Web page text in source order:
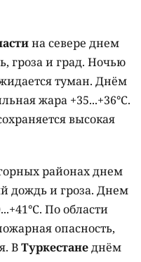
на севере днем
гроза и град. Ночью
туман. Днём
жара +35...+36°C.
высокая
районах днем
дождь и гроза. Днем
По области
опасность,
ВТуркестанеднём